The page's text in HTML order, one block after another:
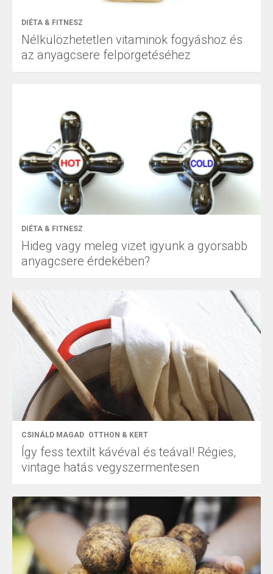
DIÉTA & FITNESZ
Nélkülözhetetlen vitaminok fogyáshoz és
az anyagcsere felpörgetéséhez
DIÉTA & FITNESZ
Hideg vagy meleg vizet igyunk a gyorsabb
anyagcsere érdekében?
CSINÁLD MAGAD OTTHON & KERT
Így fess textilt kávéval és teával! Régies,
vintage hatás vegyszermentesen